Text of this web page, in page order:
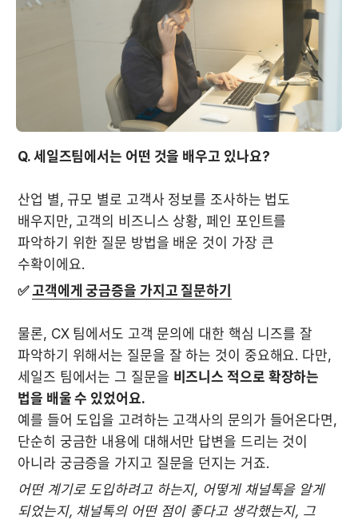
Q. 세일즈팀에서는 어떤 것을 배우고 있나요?
산업 별, 규모 별로 고객사 정보를 조사하는 법도
배우지만, 고객의 비즈니스 상황, 페인 포인트를
파악하기 위한 질문 방법을 배운 것이 가장 큰
수확이에요.
✅ 고객에게 궁금증을 가지고 질문하기
물론, CX 팀에서도 고객 문의에 대한 핵심 니즈를 잘
파악하기 위해서는 질문을 잘 하는 것이 중요해요. 다만,
세일즈 팀에서는 그 질문을 비즈니스 적으로 확장하는
법을 배울 수 있었어요.
예를 들어 도입을 고려하는 고객사의 문의가 들어온다면,
단순히 궁금한 내용에 대해서만 답변을 드리는 것이
아니라 궁금증을 가지고 질문을 던지는 거죠.
어떤 계기로 도입하려고 하는지, 어떻게 채널톡을 알게
되었는지, 채널톡의 어떤 점이 좋다고 생각했는지, 그